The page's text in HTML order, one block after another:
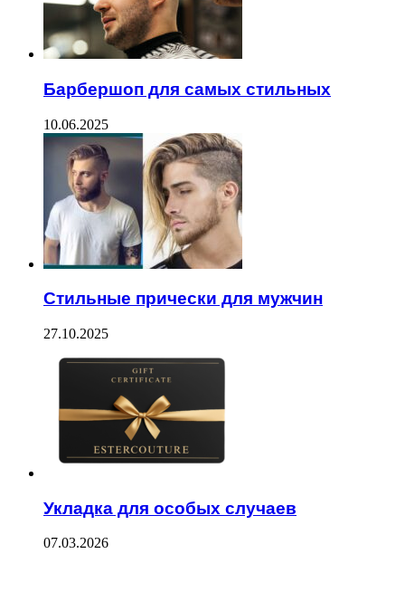
Барбершоп для самых стильных
10.06.2025
Стильные прически для мужчин
27.10.2025
Укладка для особых случаев
07.03.2026